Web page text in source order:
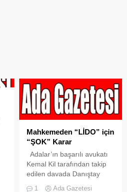
Mahkemeden “LİDO” için
“ŞOK” Karar
Adalar’ın başarılı avukatı
Kemal Kil tarafından takip
edilen davada Danıştay
1 Ada Gazetesi